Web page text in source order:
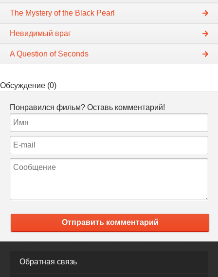
The Mystery of the Black Pearl
Невидимый враг
A Question of Seconds
Обсуждение (0)
Понравился фильм? Оставь комментарий!
Отправить комментарий
Обратная связь